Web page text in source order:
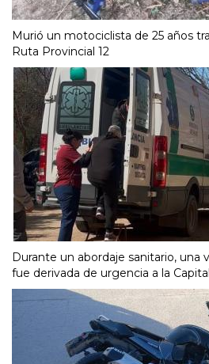
Murió un motociclista de 25 años
Ruta Provincial 12
Durante un abordaje sanitario, una
fue derivada de urgencia a la Capital